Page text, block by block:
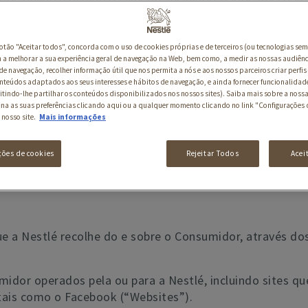
apoio ao Consumidor, pontos de venda e eventos.
a Vida) com os Dados Pessoais que
Pessoais que foram originalmente recolhidos por
sobre como se opor a esta ação.
(a Nestlé indicará quando for o caso, por
de fornecer os seus bens e/ou serviços. Esta
seguintes áreas:
a Nestlé recolhe do e sobre o Consumidor, através
operados pela ou para a Nestlé, incluindo sites
como o Facebook (“Websites”).
"Aceitar todos", concorda com o uso de cookies próprias e de terceiros (ou tecnologias
melhorar a sua experiência geral de navegação na Web, bem como, a medir as nossas
navegação, recolher informação útil que nos permita a nós e aos nossos parceiros criar perfis
adaptados aos seus interesses e hábitos de navegação, e ainda fornecer
lhe partilhar os conteúdos disponibilizados nos nossos sites). Saiba mais sobre a
as suas preferências clicando aqui ou a qualquer momento clicando no link "Configurações
site. Mais informações
Rejeitar Todos
de cookies